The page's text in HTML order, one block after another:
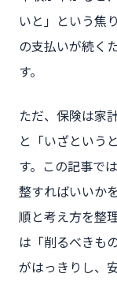
いと」という焦
の支払いが続く
す。
ただ、保険は家
と「いざという
す。この記事で
整すればいいか
順と考え方を整
は「削るべきも
がはっきりし、